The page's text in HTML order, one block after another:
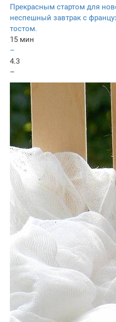
Прекрасным стартом для
неспешный завтрак с
тостом.
15 мин
–
4.3
–